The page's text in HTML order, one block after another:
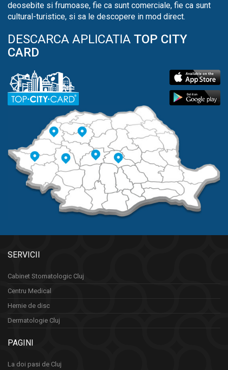
deosebite si frumoase, fie ca sunt comerciale, fie ca sunt
cultural-turistice, si sa le descopere in mod direct.
DESCARCA APLICATIA TOP CITY
CARD
SERVICII
Cabinet Stomatologic Cluj
Centru Medical
Hernie de disc
Dermatologie Cluj
PAGINI
La doi pasi de Cluj